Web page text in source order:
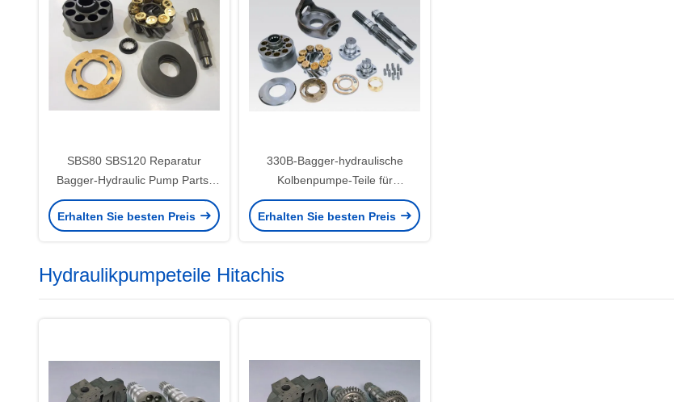
SBS80 SBS120 Reparatur
Bagger-Hydraulic Pump Parts-
312C 320C 325C
Erhalten Sie besten Preis
330B-Bagger-hydraulische
Kolbenpumpe-Teile für
Hauptleitungs-Pumpe Ap12
E200b 320
Erhalten Sie besten Preis
Hydraulikpumpeteile Hitachis